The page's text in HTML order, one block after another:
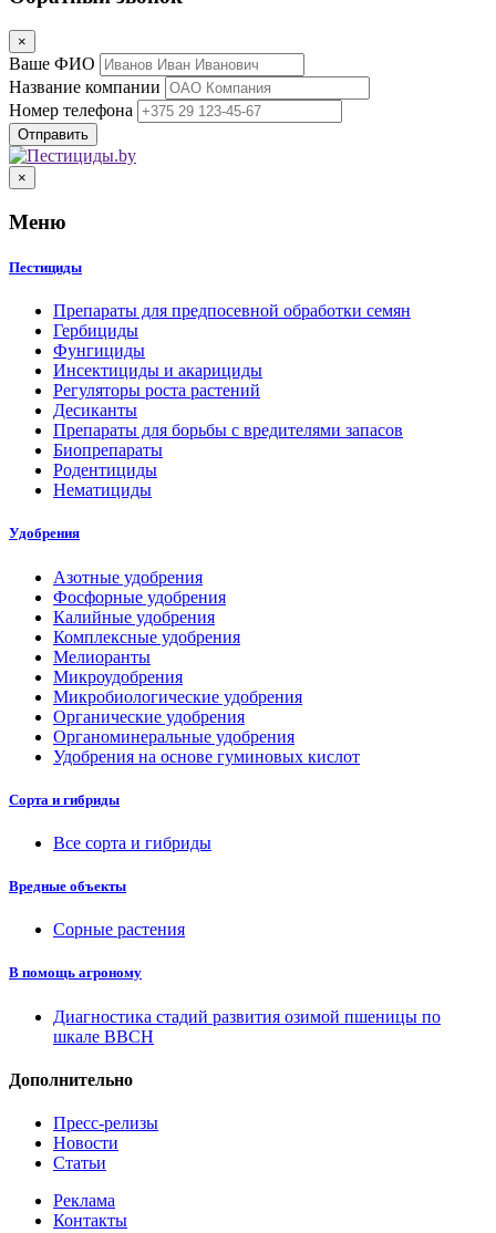
×
Ваше ФИО
Название компании
Номер телефона
×
Меню
Пестициды
Препараты для предпосевной обработки семян
Гербициды
Фунгициды
Инсектициды и акарициды
Регуляторы роста растений
Десиканты
Препараты для борьбы с вредителями запасов
Биопрепараты
Родентициды
Нематициды
Удобрения
Азотные удобрения
Фосфорные удобрения
Калийные удобрения
Комплексные удобрения
Мелиоранты
Микроудобрения
Микробиологические удобрения
Органические удобрения
Органоминеральные удобрения
Удобрения на основе гуминовых кислот
Сорта и гибриды
Все сорта и гибриды
Вредные объекты
Сорные растения
В помощь агроному
Диагностика стадий развития озимой пшеницы по
шкале ВВСН
Дополнительно
Пресс-релизы
Новости
Статьи
Реклама
Контакты